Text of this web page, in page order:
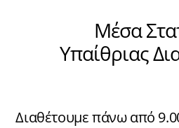
Μέσα
Υπαίθριας
Διαθέτουμε πάνω από